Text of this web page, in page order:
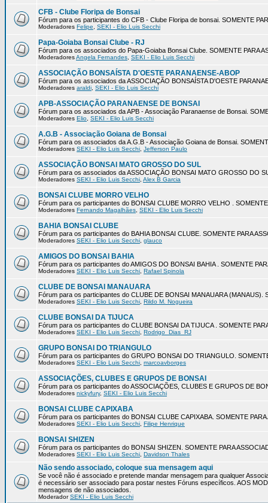
CFB - Clube Floripa de Bonsai
Fórum para os participantes do CFB - Clube Floripa de bonsai. SOMENTE
Moderadores Felipe SEKI - Elio Luis Secchi
Papa-Goiaba Bonsai Clube - RJ
Fórum para os associados do Papa-Goiaba Bonsai Clube. SOMENTE PARA
ModeradoresAngela Fernandes SEKI - Elio Luis Secchi
ASSOCIAÇÃO BONSAÍSTA D'OESTE PARANAENSE-ABOP
Fórum para os associados da ASSOCIAÇÃO BONSAÍSTA D'OESTE
Moderadores araldi SEKI - Elio Luis Secchi
APB-ASSOCIAÇÃO PARANAENSE DE BONSAI
Fórum para os associados da APB - Associação Paranaense de Bonsai.
Moderadores Elio SEKI - Elio Luis Secchi
A.G.B - Associação Goiana de Bonsai
Fórum para os associados da A.G.B - Associação Goiana de Bonsai.
Moderadores SEKI - Elio Luis Secchi Jefferson Paulo
ASSOCIAÇÃO BONSAI MATO GROSSO DO SUL
Fórum para os associados da ASSOCIAÇÃO BONSAI MATO GROSSO DO
Moderadores SEKI - Elio Luis Secchi Alex B Garcia
BONSAI CLUBE MORRO VELHO
Fórum para os participantes do BONSAI CLUBE MORRO VELHO .
Moderadores Fernando Magalhães SEKI - Elio Luis Secchi
BAHIA BONSAI CLUBE
Fórum para os participantes do BAHIA BONSAI CLUBE. SOMENTE PARA
Moderadores SEKI - Elio Luis Secchi glauco
AMIGOS DO BONSAI BAHIA
Fórum para os participantes do AMIGOS DO BONSAI BAHIA . SOMENTE
Moderadores SEKI - Elio Luis Secchi Rafael Spinola
CLUBE DE BONSAI MANAUARA
Fórum para os participantes do CLUBE DE BONSAI MANAUARA (MANAUS).
Moderadores SEKI - Elio Luis Secchi Rildo M. Nogueira
CLUBE BONSAI DA TIJUCA
Fórum para os participantes do CLUBE BONSAI DA TIJUCA . SOMENTE
Moderadores SEKI - Elio Luis Secchi Rodrigo_Dias_RJ
GRUPO BONSAI DO TRIANGULO
Fórum para os participantes do GRUPO BONSAI DO TRIANGULO.
Moderadores SEKI - Elio Luis Secchi marcoavborges
ASSOCIAÇÕES, CLUBES E GRUPOS DE BONSAI
Fórum para os participantes do ASSOCIAÇÕES, CLUBES E GRUPOS DE
Moderadores nickyfury, SEKI - Elio Luis Secchi
BONSAI CLUBE CAPIXABA
Fórum para os participantes do BONSAI CLUBE CAPIXABA. SOMENTE
Moderadores SEKI - Elio Luis Secchi Filipe Henrique
BONSAI SHIZEN
Fórum para os participantes do BONSAI SHIZEN. SOMENTE PARA
Moderadores SEKI - Elio Luis Secchi Davidson Thales
Não sendo associado, coloque sua mensagem aqui
Se você não é associado e pretende mandar mensagem para qualquer
é necessário ser associado para postar nestes Fóruns específicos. AOS
mensagens de não associados.
ModeradorSEKI - Elio Luis Secchi